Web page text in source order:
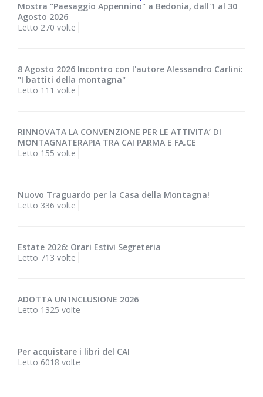
Mostra "Paesaggio Appennino" a Bedonia, dall'1 al 30
Agosto 2026
Letto 270 volte
8 Agosto 2026 Incontro con l'autore Alessandro Carlini:
"I battiti della montagna"
Letto 111 volte
RINNOVATA LA CONVENZIONE PER LE ATTIVITA’ DI
MONTAGNATERAPIA TRA CAI PARMA E FA.CE
Letto 155 volte
Nuovo Traguardo per la Casa della Montagna!
Letto 336 volte
Estate 2026: Orari Estivi Segreteria
Letto 713 volte
ADOTTA UN'INCLUSIONE 2026
Letto 1325 volte
Per acquistare i libri del CAI
Letto 6018 volte